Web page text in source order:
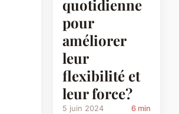
quotidienne
pour
améliorer
leur
flexibilité et
leur force?
5 juin 2024 6 min